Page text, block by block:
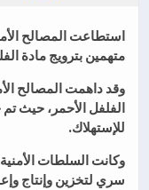
استطاعت المصالح
متهمين بترويج مادة
وقد داهمت المصالح
للإستهلاك.
وكانت السلطات
سري لتخزين وإنتاج